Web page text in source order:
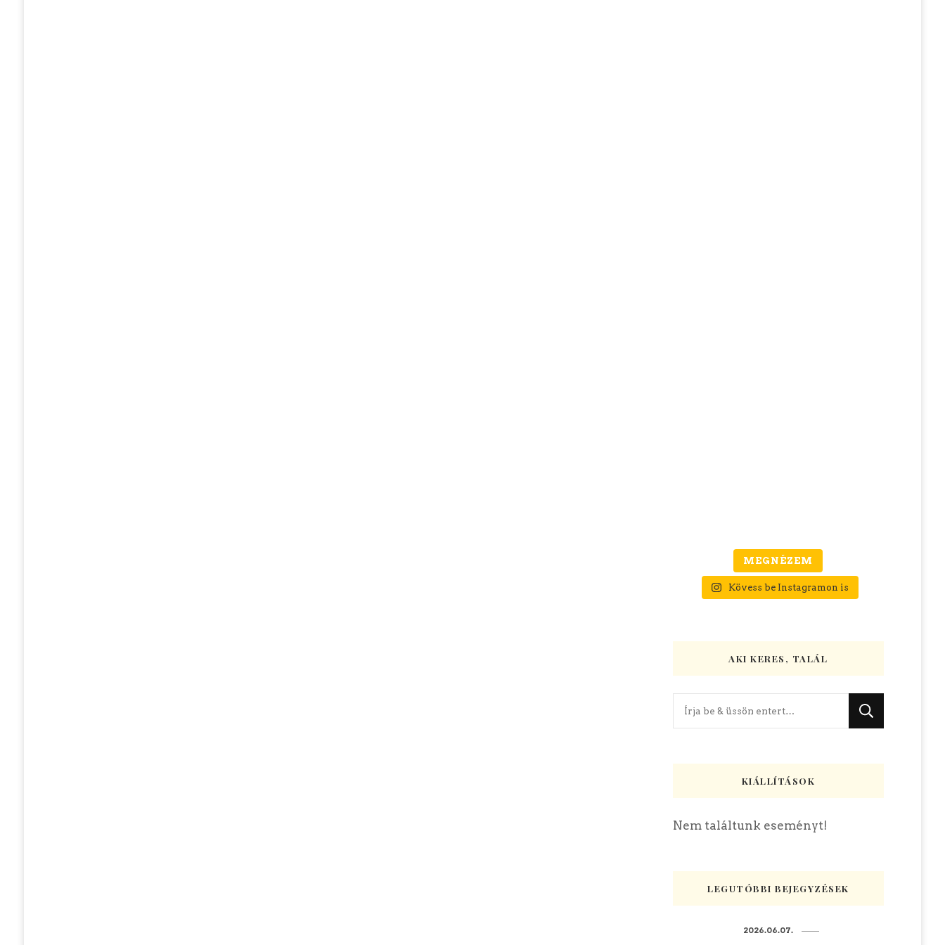
MEGNÉZEM
Kövess be Instagramon is
AKI KERES, TALÁL
Keres
KIÁLLÍTÁSOK
Nem találtunk eseményt!
LEGUTÓBBI BEJEGYZÉSEK
2026.06.07.